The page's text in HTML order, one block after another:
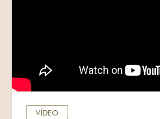
VÍDEO